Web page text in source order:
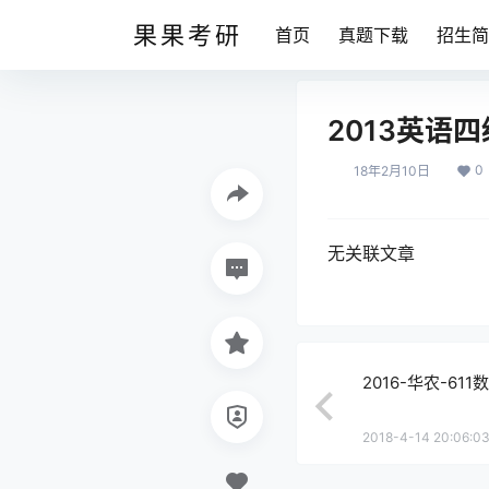
果果考研 首页 真题下载 招生
2013英语四
18年2月10日 0
无关联文章
2016-华农-611
2018-4-14 20:06:03